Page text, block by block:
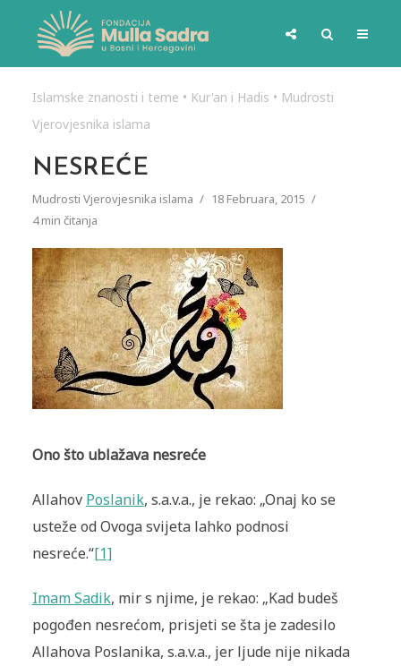
Islamske znanosti i teme • Kur'an i Hadis • Mudrosti
Vjerovjesnika islama
NESREĆE
Mudrosti Vjerovjesnika islama
18 Februara, 2015
4 min čitanja
Ono što ublažava nesreće
Allahov Poslanik, s.a.v.a., je rekao: „Onaj ko se
usteže od Ovoga svijeta lahko podnosi
nesreće.“[1]
Imam Sadik, mir s njime, je rekao: „Kad budeš
pogođen nesrećom, prisjeti se šta je zadesilo
Allahova Poslanika, s.a.v.a., jer ljude nije nikada